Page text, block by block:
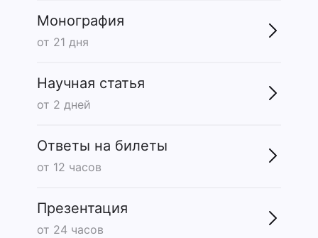
Монография
от 21 дня
Научная статья
от 2 дней
Ответы на билеты
от 12 часов
Презентация
от 24 часов